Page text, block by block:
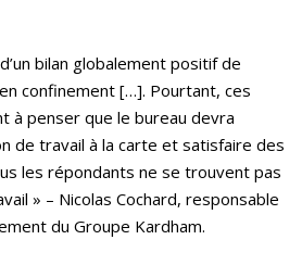
bilan globalement positif de
confinement […]. Pourtant, ces
à penser que le bureau devra
de travail à la carte et satisfaire des
les répondants ne se trouvent pas
» – Nicolas Cochard, responsable
du Groupe Kardham.